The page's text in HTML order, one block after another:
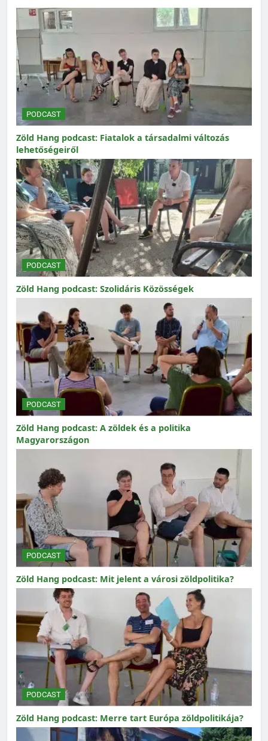
PODCAST
Zöld Hang podcast: Fiatalok a társadalmi változás
lehetőségeiről
PODCAST
Zöld Hang podcast: Szolidáris Közösségek
PODCAST
Zöld Hang podcast: A zöldek és a politika
Magyarországon
PODCAST
Zöld Hang podcast: Mit jelent a városi zöldpolitika?
PODCAST
Zöld Hang podcast: Merre tart Európa zöldpolitikája?